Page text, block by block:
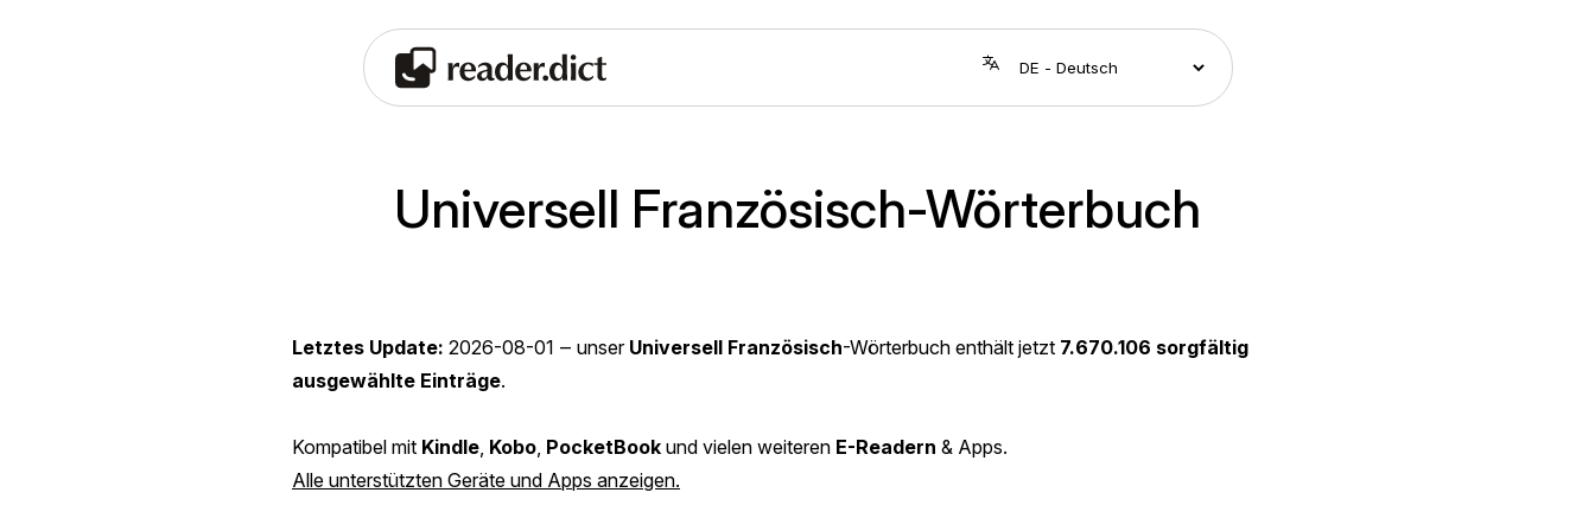
Universell Französisch-Wörterbuch
Letztes Update: 2026-08-01 ‒ unser Universell Französisch-Wörterbuch enthält jetzt 7.670.106 sorgfältig
ausgewählte Einträge.
Kompatibel mit Kindle Kobo PocketBook und vielen weiteren E-Readern & Apps.
Alle unterstützten Geräte und Apps anzeigen.